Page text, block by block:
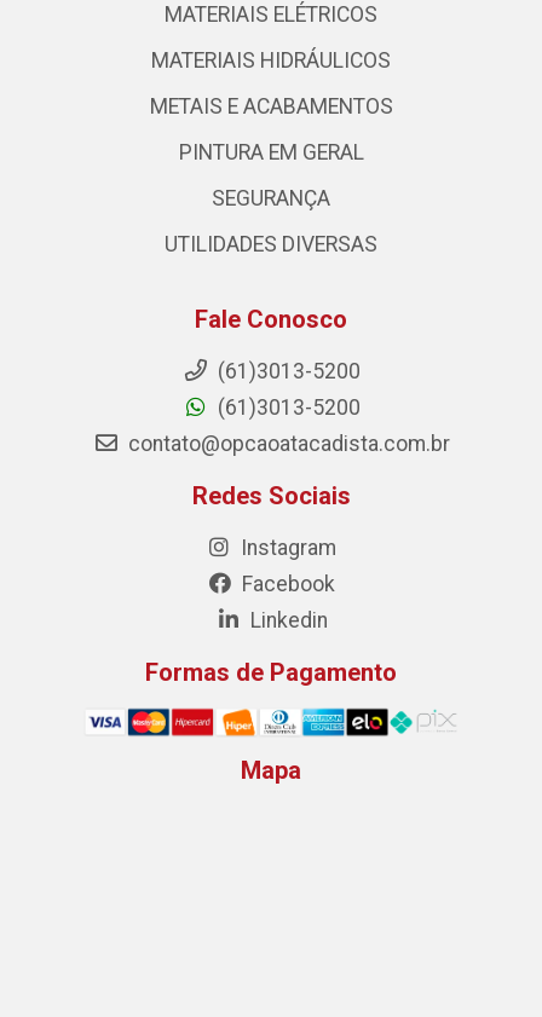
MATERIAIS ELÉTRICOS
MATERIAIS HIDRÁULICOS
METAIS E ACABAMENTOS
PINTURA EM GERAL
SEGURANÇA
UTILIDADES DIVERSAS
Fale Conosco
(61)3013-5200
(61)3013-5200
contato@opcaoatacadista.com.br
Redes Sociais
Instagram
Facebook
Linkedin
Formas de Pagamento
Mapa